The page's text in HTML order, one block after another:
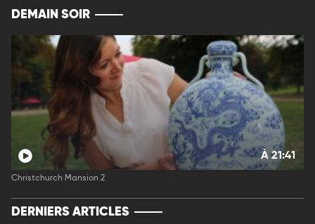
DEMAIN SOIR
À 21:41
Christchurch Mansion 2
DERNIERS ARTICLES